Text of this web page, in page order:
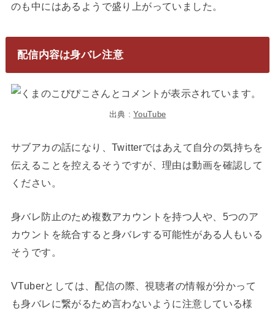
のも中にはあるようで盛り上がっていました。
配信内容は身バレ注意
出典 :YouTube
サブアカの話になり、Twitterではあえて自分の気持ちを
伝えることを控えるそうですが、理由は動画を確認して
ください。
身バレ防止のため複数アカウントを持つ人や、5つのア
カウントを統合すると身バレする可能性がある人もいる
そうです。
VTuberとしては、配信の際、視聴者の情報が分かって
も身バレに繋がるため言わないように注意している様